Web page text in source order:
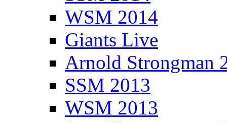
WSM 2014
Giants Live
Arnold Strongman
SSM 2013
WSM 2013